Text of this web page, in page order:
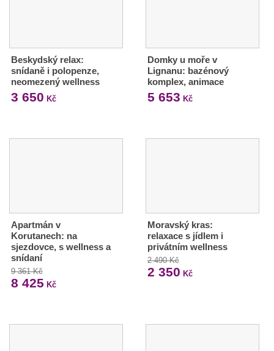
Beskydský relax:
snídaně i polopenze,
neomezený wellness
3 650 Kč
Domky u moře v
Lignanu: bazénový
komplex, animace
5 653 Kč
Apartmán v
Korutanech: na
sjezdovce, s wellness a
snídaní
9 361 Kč
8 425 Kč
Moravský kras:
relaxace s jídlem i
privátním wellness
2 490 Kč
2 350 Kč